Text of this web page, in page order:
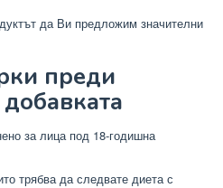
да Ви предложим значителни
преди
за лица под 18-годишна
трябва да следвате диета с